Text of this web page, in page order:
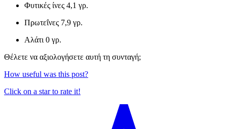
Φυτικές ίνες 4,1 γρ.
Πρωτεΐνες 7,9 γρ.
Αλάτι 0 γρ.
Θέλετε να αξιολογήσετε αυτή τη συνταγή;
How useful was this post?
Click on a star to rate it!